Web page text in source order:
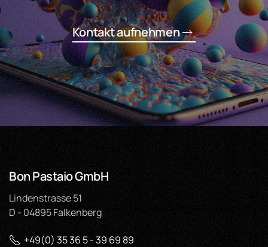
Kontakt aufnehmen
Bon Pastaio GmbH
Lindenstrasse 51
D - 04895 Falkenberg
+49(0) 35 36 5 - 39 69 89